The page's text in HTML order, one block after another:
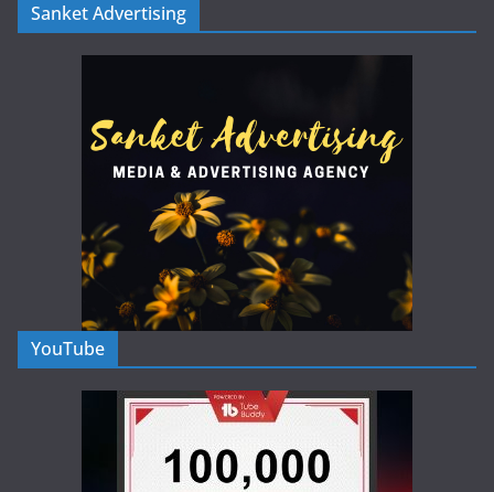
Sanket Advertising
YouTube